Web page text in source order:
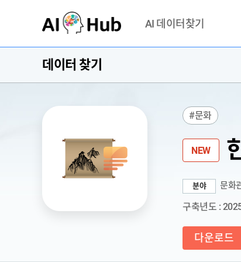
AI 데이터찾기
기관 제공 데이터
AI 허브 오픈 API
데이터 찾기
#문화
NEW
분야 문화
구축년도 :
다운로드